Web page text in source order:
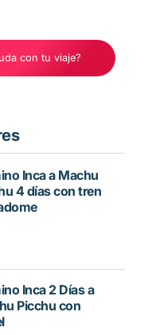
con tu viaje?
Inca a Machu
4 días con tren
Inca 2 Días a
Picchu con